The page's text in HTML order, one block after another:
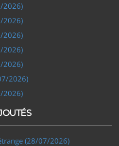
2026)
2026)
2026)
2026)
2026)
2026)
2026)
(28/07/2026)